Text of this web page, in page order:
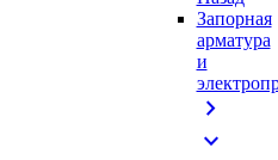
Запорная
арматура
и
chevron_right
expand_more